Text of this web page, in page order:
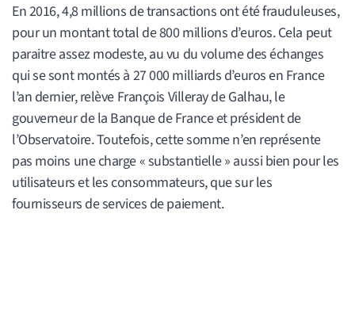
En 2016, 4,8 millions de transactions ont été frauduleuses,
pour un montant total de 800 millions d’euros. Cela peut
paraitre assez modeste, au vu du volume des échanges
qui se sont montés à 27 000 milliards d’euros en France
l’an dernier, relève François Villeray de Galhau, le
gouverneur de la Banque de France et président de
l’Observatoire. Toutefois, cette somme n’en représente
pas moins une charge « substantielle » aussi bien pour les
utilisateurs et les consommateurs, que sur les
fournisseurs de services de paiement.